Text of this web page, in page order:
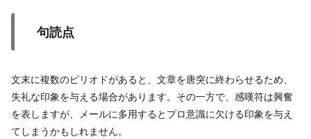
句読点
文末に複数のピリオドがあると、文章を唐突に終わらせるため、
失礼な印象を与える場合があります。その一方で、感嘆符は興奮
を表しますが、メールに多用するとプロ意識に欠ける印象を与え
てしまうかもしれません。